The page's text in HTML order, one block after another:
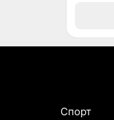
Спорт